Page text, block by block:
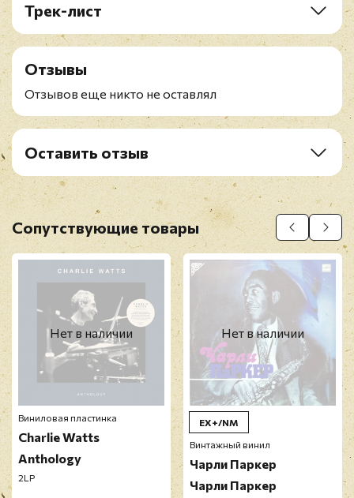
Трек-лист
A1. Ornithology
A2. Out Of Nowhere
A3. Cool Blues
A4. Anthropology
B2. Out Of Nowhere/Now's The Time
Отзывы
Отзывов еще никто не оставлял
Оставить отзыв
Имя*
Отзыв
Сопутствующие товары
Нет в наличии
Виниловая пластинка
Charlie Watts
Anthology
2LP
Нет в наличии
EX+/NM
Винтажный винил
Чарли Паркер
Чарли Паркер